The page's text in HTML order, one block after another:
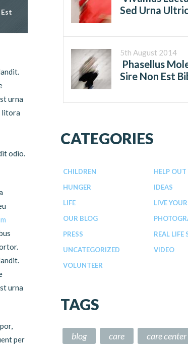
urna
litora
odio.
urna
per
Sed Urna
5th August 2014
Phasellus
Sire Non Est
CATEGORIES
CHILDREN
HELP OUT
HUNGER
IDEAS
LIFE
LIVE
OUR BLOG
PRESS
REAL LIFE
UNCATEGORIZED
VIDEO
VOLUNTEER
TAGS
blog care
care center